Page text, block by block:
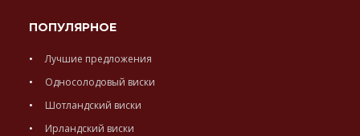
ПОПУЛЯРНОЕ
Лучшие предложения
Односолодовый виски
Шотландский виски
Ирландский виски